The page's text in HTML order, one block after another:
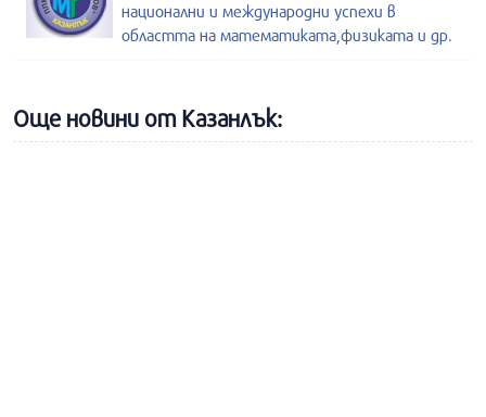
национални и международни успехи в
областта на математиката,физиката и др.
Още новини от Казанлък: